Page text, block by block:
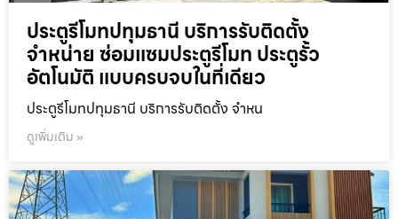
ประตูรีโมทปทุมธานี บริการรับติดตั้ง
จำหน่าย ซ่อมแซมประตูรีโมท ประตูรั้ว
อัตโนมัติ แบบครบจบในที่เดียว
ประตูรีโมทปทุมธานี บริการรับติดตั้ง จำหน
ดูเพิ่มเติม »